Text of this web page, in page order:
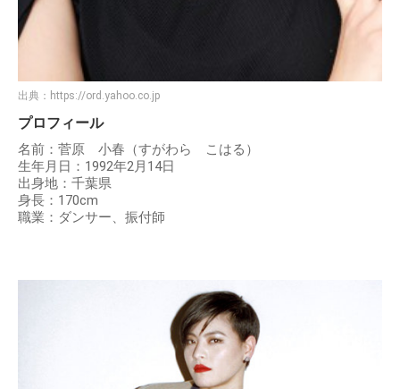
出典： https://ord.yahoo.co.jp
プロフィール
名前：菅原 小春（すがわら こはる）
生年月日：1992年2月14日
出身地：千葉県
身長：170cm
職業：ダンサー、振付師